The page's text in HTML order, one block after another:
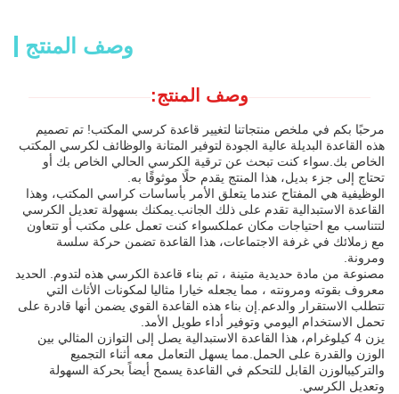
وصف المنتج
وصف المنتج:
مرحبًا بكم في ملخص منتجاتنا لتغيير قاعدة كرسي المكتب! تم تصميم
هذه القاعدة البديلة عالية الجودة لتوفير المتانة والوظائف لكرسي المكتب
الخاص بك.سواء كنت تبحث عن ترقية الكرسي الحالي الخاص بك أو
تحتاج إلى جزء بديل، هذا المنتج يقدم حلًا موثوقًا به.
الوظيفية هي المفتاح عندما يتعلق الأمر بأساسات كراسي المكتب، وهذا
القاعدة الاستبدالية تقدم على ذلك الجانب.يمكنك بسهولة تعديل الكرسي
لتتناسب مع احتياجات مكان عملكسواء كنت تعمل على مكتب أو تتعاون
مع زملائك في غرفة الاجتماعات، هذا القاعدة تضمن حركة سلسة
ومرونة.
مصنوعة من مادة حديدية متينة ، تم بناء قاعدة الكرسي هذه لتدوم. الحديد
معروف بقوته ومرونته ، مما يجعله خيارا مثاليا لمكونات الأثاث التي
تتطلب الاستقرار والدعم.إن بناء هذه القاعدة القوي يضمن أنها قادرة على
تحمل الاستخدام اليومي وتوفير أداء طويل الأمد.
يزن 4 كيلوغرام، هذا القاعدة الاستبدالية يصل إلى التوازن المثالي بين
الوزن والقدرة على الحمل.مما يسهل التعامل معه أثناء التجميع
والتركيبالوزن القابل للتحكم في القاعدة يسمح أيضاً بحركة السهولة
وتعديل الكرسي.